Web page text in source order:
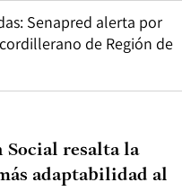
Senapred alerta por
de Región de
Social resalta la
adaptabilidad al